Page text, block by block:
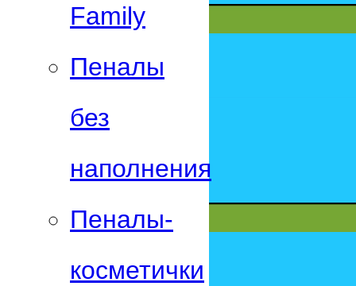
Family
Пеналы
без
наполнения
Пеналы-
косметички